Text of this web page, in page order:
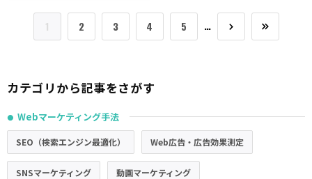
1 2 3 4 5 …
カテゴリから記事をさがす
● Webマーケティング手法
SEO（検索エンジン最適化） Web広告・広告効果測定
SNSマーケティング 動画マーケティング